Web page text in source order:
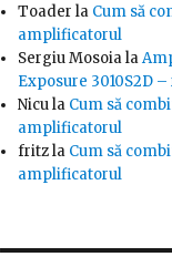
Toader la Cum să
amplificatorul
Sergiu Mosoiala
Exposure 3010S2D
Nicula Cum să
amplificatorul
fritzla Cum să
amplificatorul